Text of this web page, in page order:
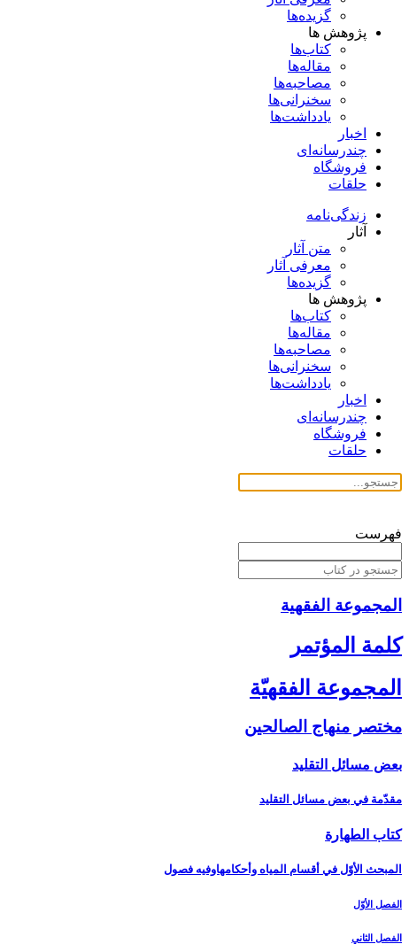
گزیده‌ها
پژوهش ها
کتاب‌ها
مقاله‌ها
مصاحبه‌ها
سخنرانی‌ها
یادداشت‌ها
اخبار
چندرسانه‌ای
فروشگاه
حلقات
زندگی‌نامه
آثار
متن آثار
معرفی آثار
گزیده‌ها
پژوهش ها
کتاب‌ها
مقاله‌ها
مصاحبه‌ها
سخنرانی‌ها
یادداشت‌ها
اخبار
چندرسانه‌ای
فروشگاه
حلقات
فهرست
المجموعة الفقهیة
كلمة المؤتمر
المجموعة الفقهيّة
مختصر منهاج الصالحين‏
بعض مسائل التقليد
مقدّمة في بعض مسائل التقليد
كتاب الطهارة
المبحث الأوّل في أقسام المياه وأحكامهاوفيه فصول‏
الفصل الأوّل‏
الفصل الثاني‏